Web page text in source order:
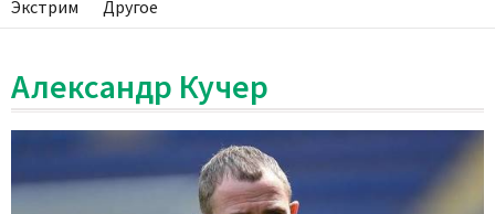
Экстрим
Другое
Александр Кучер